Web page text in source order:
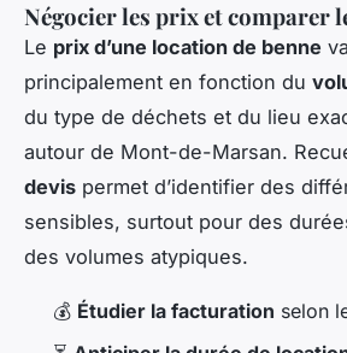
Négocier les prix et comparer
Le prix d’une location de benne
principalement en fonction du
du type de déchets et du lieu
autour de Mont-de-Marsan.
devis permet d’identifier des
sensibles, surtout pour des
des volumes atypiques.
💰 Étudier la facturation selon